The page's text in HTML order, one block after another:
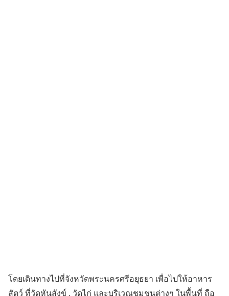
โดยเดินทางไปที่จังหวัดพระนครศรีอยุธยา เพื่อไปให้อาหาร
สัตว์ ที่วัดหันสังข์ , วัดไก่ และบริเวณชุมชนต่างๆ ในพื้นที่ ถือ